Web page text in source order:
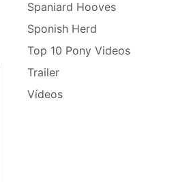
Spaniard Hooves
Sponish Herd
Top 10 Pony Videos
Trailer
Vídeos